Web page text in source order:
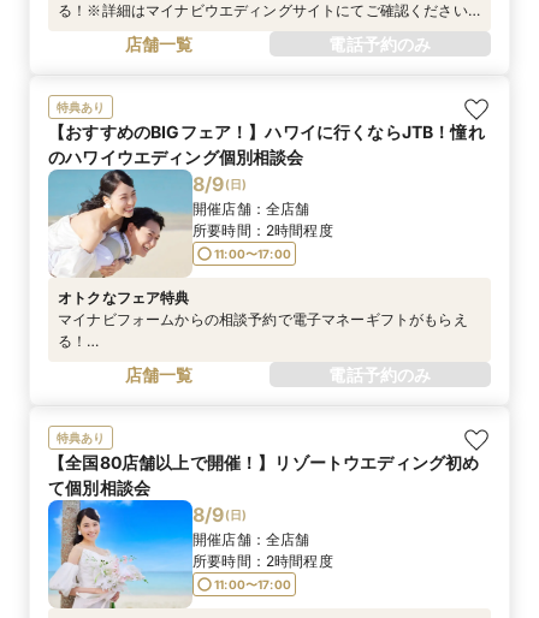
る！※詳細はマイナビウエディングサイトにてご確認ください
※電話予約は対象外です
店舗一覧 電話予約のみ
特典あり
【おすすめのBIGフェア！】ハワイに行くならJTB！憧れ
のハワイウエディング個別相談会
8/9(日)
開催店舗： 全店舗
所要時間： 2時間程度
11:00〜17:00
オトクなフェア特典
マイナビフォームからの相談予約で電子マネーギフトがもらえ
る！
https://wedding.mynavi.jp/contents/special_contents/couple
_cp/※詳細はマイナビウエディングサイトにてご確認ください
店舗一覧 電話予約のみ
特典あり
【全国80店舗以上で開催！】リゾートウエディング初め
て個別相談会
8/9(日)
開催店舗： 全店舗
所要時間： 2時間程度
11:00〜17:00